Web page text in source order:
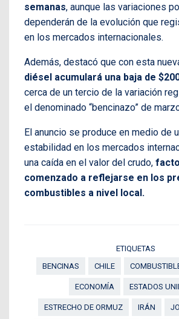
semanas, aunque las variaciones
dependerán de la evolución que
en los mercados internacionales.
Además, destacó que con esta
diésel acumulará una baja de
cerca de un tercio de la variación
el denominado “bencinazo” de
El anuncio se produce en medio de
estabilidad en los mercados
una caída en el valor del crudo,
comenzado a reflejarse en los
combustibles a nivel local.
ETIQUETAS
BENCINAS
CHILE
ECONOMÍA ESTADOS
ESTRECHO DE ORMUZ IRÁN